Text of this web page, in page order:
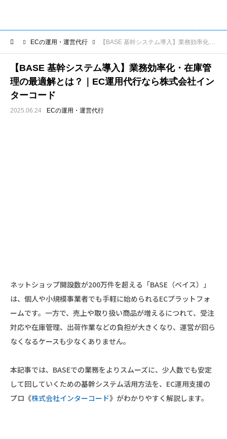
ECの運用・運営代行 【BASE 基幹システム導入】業務効率化・在庫管理の最適解とは？｜EC運用代行なら株式会社インターコード
【BASE 基幹システム導入】業務効率化・在庫管
理の最適解とは？｜EC運用代行なら株式会社イン
ターコード
2025.06.24 ECの運用・運営代行
ネットショップ開設数が200万件を超える「BASE（ベイス）」
は、個人や小規模事業者でも手軽に始められるECプラットフォ
ームです。一方で、売上や取り扱い商品が増えるにつれて、受注
対応や在庫管理、出荷作業などの負担が大きくなり、運営が回ら
なくなるケースも少なくありません。
本記事では、BASEでの業務をよりスムーズに、少人数でも安定
して回していくための基幹システム活用方法を、EC運用支援の
プロ《株式会社インターコード》がわかりやすく解説します。